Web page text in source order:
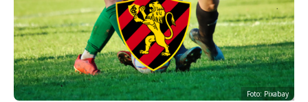
Foto: Pixabay